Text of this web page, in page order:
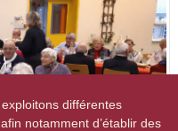
différentes
notamment d’établir des